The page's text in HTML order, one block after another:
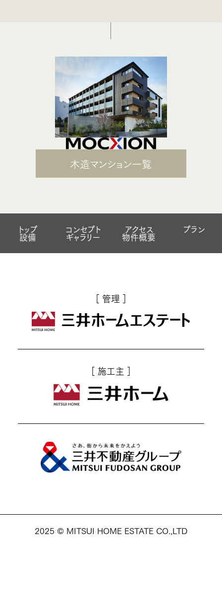
木造マンション一覧
トップ コンセプト アクセス プラン
設備 ギャラリー 物件概要
［ 管理 ］
［ 施工主 ］
2025 © MITSUI HOME ESTATE CO.,LTD